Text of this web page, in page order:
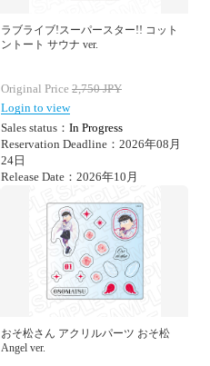
ラブライブ!スーパースター!! コット
ントート サウナ ver.
Original Price 2,750JPY
Login to view
Sales status： In Progress
Reservation Deadline：2026年08月
24日
Release Date：2026年10月
おそ松さん アクリルパーツ おそ松
Angel ver.